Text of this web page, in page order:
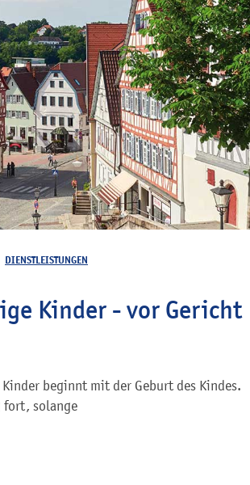
DIENSTLEISTUNGEN
Kinder - vor Gericht
beginnt mit der Geburt des Kindes.
fort, solange